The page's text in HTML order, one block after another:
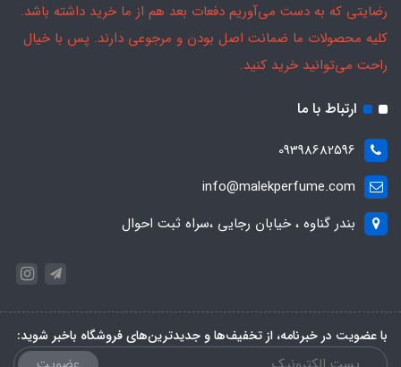
رضایتی که به دست می‌آوریم دفعات بعد هم از ما خرید داشته باشد.
کلیه محصولات ما ضمانت اصل بودن و مرجوعی دارند. پس با خیال
راحت می‌توانید خرید کنید.
ارتباط با ما
09398682596
info@malekperfume.com
بندر گناوه ، خیابان رجایی ،سراه ثبت احوال
با عضویت در خبرنامه، از تخفیف‌ها و جدیدترین‌های فروشگاه باخبر شوید: